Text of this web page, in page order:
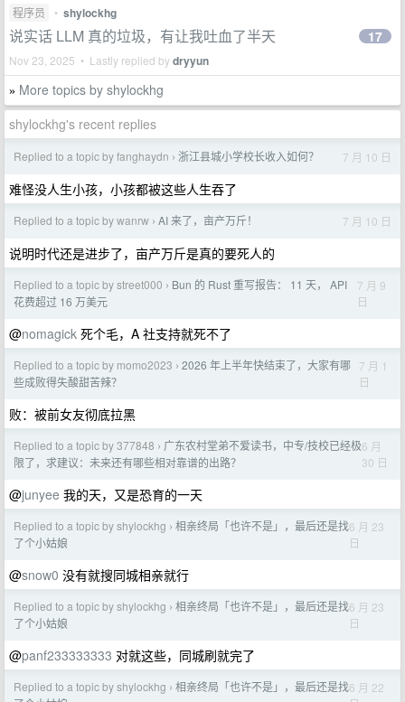
程序员 • shylockhg
说实话 LLM 真的垃圾，有让我吐血了半天
Nov 23, 2025 • Lastly replied bydryyun
17
» More topics by shylockhg
shylockhg's recent replies
Replied to a topic by fanghaydn › 浙江县城小学校长收入如何？ 7 月 10 日
难怪没人生小孩，小孩都被这些人生吞了
Replied to a topic by wanrw › AI 来了，亩产万斤！ 7 月 10 日
说明时代还是进步了，亩产万斤是真的要死人的
Replied to a topic by street000 › Bun 的 Rust 重写报告： 11 天， API
花费超过 16 万美元
7 月 9
日
@nomagick 死个毛，A 社支持就死不了
Replied to a topic by momo2023 › 2026 年上半年快结束了，大家有哪
些成败得失酸甜苦辣？
7 月 1
日
败：被前女友彻底拉黑
Replied to a topic by 377848 › 广东农村堂弟不爱读书，中专/技校已经极
限了，求建议：未来还有哪些相对靠谱的出路？
6 月
30 日
@junyee 我的天，又是恐育的一天
Replied to a topic by shylockhg › 相亲终局「也许不是」，最后还是找
了个小姑娘
6 月 23
日
@snow0 没有就搜同城相亲就行
Replied to a topic by shylockhg › 相亲终局「也许不是」，最后还是找
了个小姑娘
6 月 23
日
@panf233333333 对就这些，同城刷就完了
Replied to a topic by shylockhg › 相亲终局「也许不是」，最后还是找6 月 22